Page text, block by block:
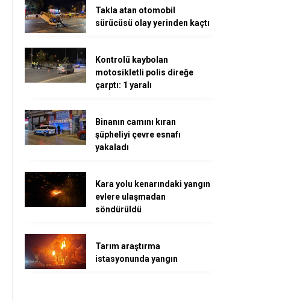
Takla atan otomobil
sürücüsü olay yerinden kaçtı
Kontrolü kaybolan
motosikletli polis direğe
çarptı: 1 yaralı
Binanın camını kıran
şüpheliyi çevre esnafı
yakaladı
Kara yolu kenarındaki yangın
evlere ulaşmadan
söndürüldü
Tarım araştırma
istasyonunda yangın